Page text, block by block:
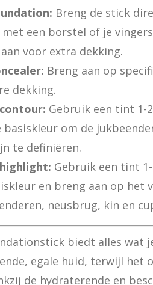
Breng de stick
met een borstel of je
voor extra dekking.
Breng aan op
dekking.
Gebruik een tint 1-
basiskleur om de
te definiëren.
Gebruik een tint
en breng aan op het
neusbrug, kin en
biedt alles wat
egale huid, terwijl het
de hydraterende en